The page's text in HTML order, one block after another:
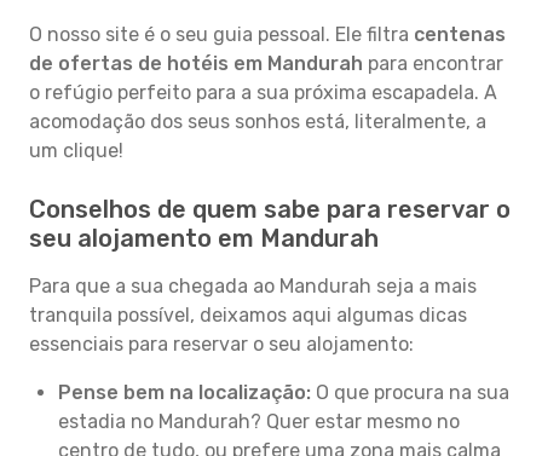
O nosso site é o seu guia pessoal. Ele filtra centenas
de ofertas de hotéis em Mandurah para encontrar
o refúgio perfeito para a sua próxima escapadela. A
acomodação dos seus sonhos está, literalmente, a
um clique!
Conselhos de quem sabe para reservar o
seu alojamento em Mandurah
Para que a sua chegada ao Mandurah seja a mais
tranquila possível, deixamos aqui algumas dicas
essenciais para reservar o seu alojamento:
Pense bem na localização: O que procura na sua
estadia no Mandurah? Quer estar mesmo no
centro de tudo, ou prefere uma zona mais calma